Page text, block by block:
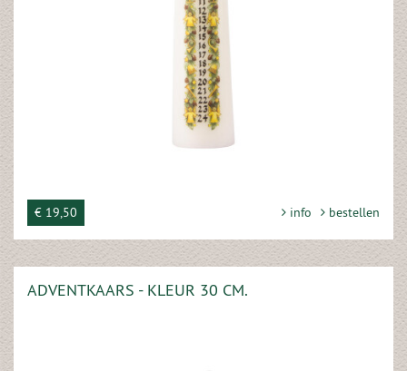
€ 19,50 info bestellen
ADVENTKAARS - KLEUR 30 CM.